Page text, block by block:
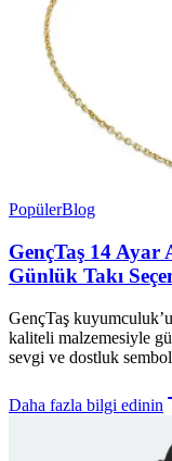
PopülerBlog
GençTaş 14
Günlük Takı
GençTaş
kaliteli malzemesiyle
sevgi ve dostluk
Daha fazla bilgi edinin